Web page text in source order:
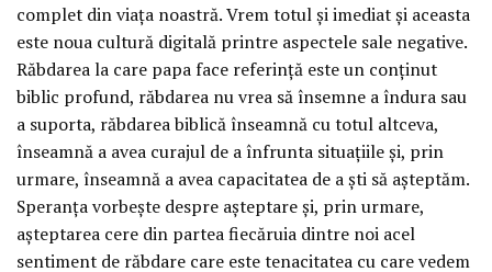
complet din viața noastră. Vrem totul și imediat și aceasta
este noua cultură digitală printre aspectele sale negative.
Răbdarea la care papa face referință este un conținut
biblic profund, răbdarea nu vrea să însemne a îndura sau
a suporta, răbdarea biblică înseamnă cu totul altceva,
înseamnă a avea curajul de a înfrunta situațiile și, prin
urmare, înseamnă a avea capacitatea de a ști să așteptăm.
Speranța vorbește despre așteptare și, prin urmare,
așteptarea cere din partea fiecăruia dintre noi acel
sentiment de răbdare care este tenacitatea cu care vedem